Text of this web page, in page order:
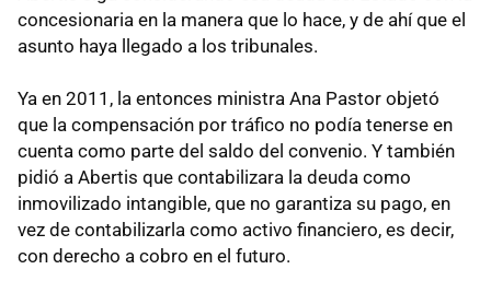
concesionaria en la manera que lo hace, y de ahí que el
asunto haya llegado a los tribunales.
Ya en 2011, la entonces ministra Ana Pastor objetó
que la compensación por tráfico no podía tenerse en
cuenta como parte del saldo del convenio. Y también
pidió a Abertis que contabilizara la deuda como
inmovilizado intangible, que no garantiza su pago, en
vez de contabilizarla como activo financiero, es decir,
con derecho a cobro en el futuro.